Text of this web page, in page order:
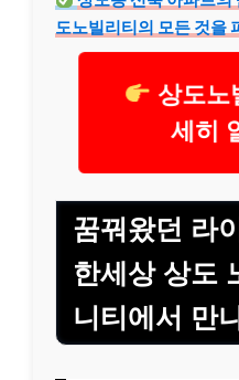
도노빌리티의 모든 것을
상도노
세히
꿈꿔왔던 라
한세상 상도
니티에서 만